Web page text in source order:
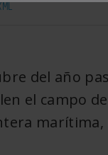
del año
el campo